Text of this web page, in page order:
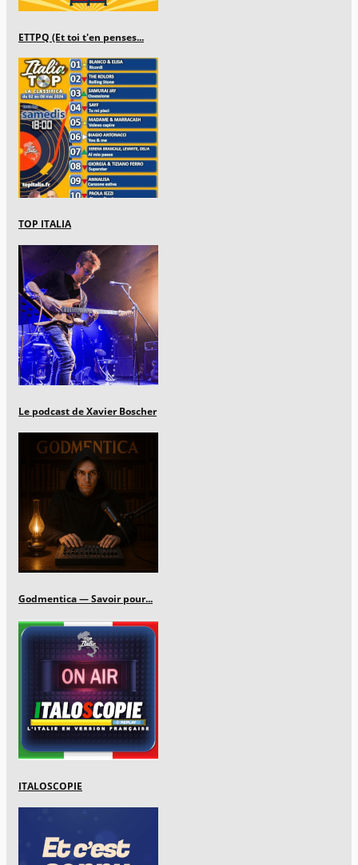
ETTPQ (Et toi t'en penses...
TOP ITALIA
Le podcast de Xavier Boscher
Godmentica — Savoir pour...
ITALOSCOPIE